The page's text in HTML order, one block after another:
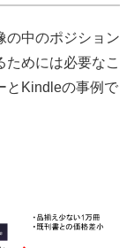
の中のポジション
ためには必要なこ
とKindleの事例で